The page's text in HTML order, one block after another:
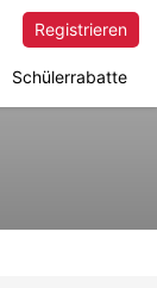
Registrieren
Schülerrabatte